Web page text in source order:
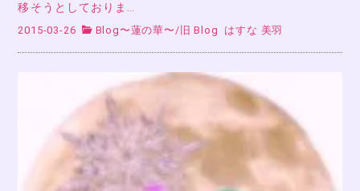
移そうとしておりま…
2015-03-26 Blog〜蓮の華〜 / 旧 Blog はすな 美羽